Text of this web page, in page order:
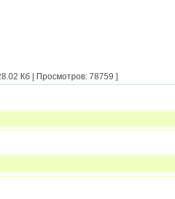
Кб | Просмотров: 78759 ]